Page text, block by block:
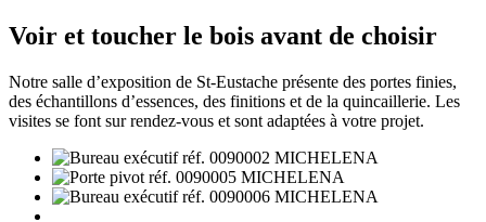
Voir et toucher le bois avant de choisir
Notre salle d’exposition de St-Eustache présente des portes finies,
des échantillons d’essences, des finitions et de la quincaillerie. Les
visites se font sur rendez-vous et sont adaptées à votre projet.